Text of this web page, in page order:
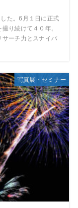
た。6月１日に正式
り続けて４０年。
サーチ力とスナイパ
写真展・セミナー